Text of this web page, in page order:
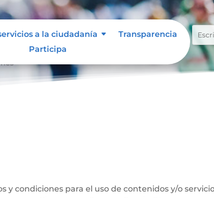
a la ciudadanía
Transparencia
Participa
condiciones para el uso de contenidos y/o